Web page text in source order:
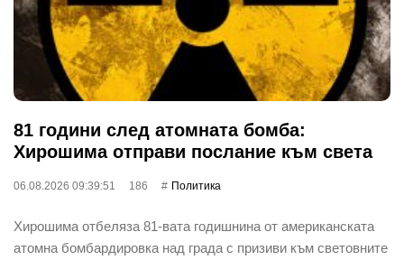
81 години след атомната бомба:
Хирошима отправи послание към света
06.08.2026 09:39:51 186 Политика
Хирошима отбеляза 81-вата годишнина от американската
атомна бомбардировка над града с призиви към световните